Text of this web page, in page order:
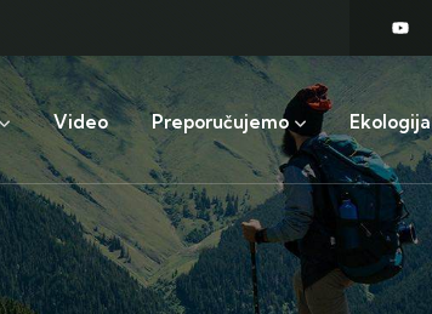
Video Preporučujemo Ekologija